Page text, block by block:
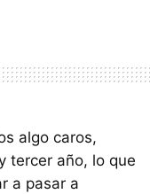
algo caros,
tercer año, lo que
a pasar a